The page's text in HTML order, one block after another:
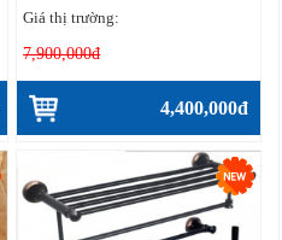
Giá thị trường:
7,900,000đ
4,400,000đ